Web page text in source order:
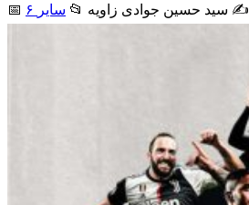
📅 ✍️ سید حسین جوادی زاويه 📂 سایر